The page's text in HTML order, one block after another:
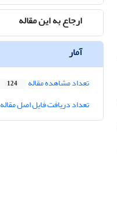
ارجاع به این مقاله
آمار
تعداد مشاهده مقاله 124
تعداد دریافت فایل اصل مقاله